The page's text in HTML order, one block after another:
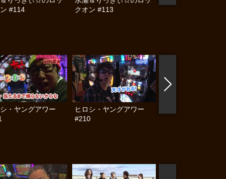
#114
クオン #113
・ヤングアワー
ヒロシ・ヤングアワー
#210